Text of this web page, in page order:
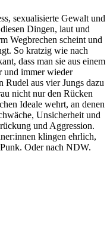
sexualisierte Gewalt und
Dingen, laut und
Wegbrechen scheint und
So kratzig wie nach
dass man sie aus einem
und immer wieder
aus vier Jungs dazu
nicht nur den Rücken
Ideale wehrt, an denen
Unsicherheit und
und Aggression.
klingen ehrlich,
Oder nach NDW.